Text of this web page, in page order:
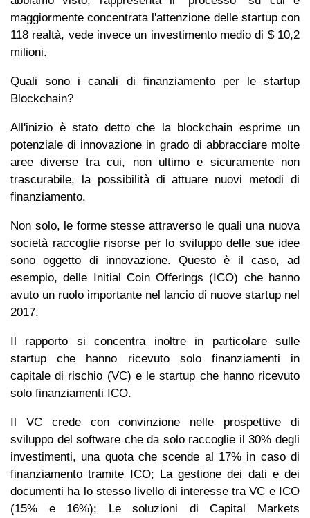
maggiormente concentrata l'attenzione delle startup con
118 realtà, vede invece un investimento medio di $ 10,2
milioni.
Quali sono i canali di finanziamento per le startup
Blockchain?
All'inizio è stato detto che la blockchain esprime un
potenziale di innovazione in grado di abbracciare molte
aree diverse tra cui, non ultimo e sicuramente non
trascurabile, la possibilità di attuare nuovi metodi di
finanziamento.
Non solo, le forme stesse attraverso le quali una nuova
società raccoglie risorse per lo sviluppo delle sue idee
sono oggetto di innovazione. Questo è il caso, ad
esempio, delle Initial Coin Offerings (ICO) che hanno
avuto un ruolo importante nel lancio di nuove startup nel
2017.
Il rapporto si concentra inoltre in particolare sulle
startup che hanno ricevuto solo finanziamenti in
capitale di rischio (VC) e le startup che hanno ricevuto
solo finanziamenti ICO.
Il VC crede con convinzione nelle prospettive di
sviluppo del software che da solo raccoglie il 30% degli
investimenti, una quota che scende al 17% in caso di
finanziamento tramite ICO; La gestione dei dati e dei
documenti ha lo stesso livello di interesse tra VC e ICO
(15% e 16%); Le soluzioni di Capital Markets